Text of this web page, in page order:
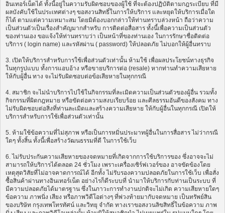
อินเทอร์เน็ตได้ ทั้งนี้อยู่ในความรับผิดชอบของผู้ใช้ ที่จะต้องปฏิบัติตามกฎระเบียบ ที่มี
ผลบังคับใช้ในประเทศต่างๆ ขอสงวนสิทธิ์ในการให้บริการ และหยุดให้บริการเมื่อใด
ก็ได้ ตามแต่ความเหมาะสม โดยมิต้องบอกกล่าวให้ท่านทราบล่วงหน้า ถือว่าความ
เป็นส่วนตัวเป็นเรื่องสำคัญมากสำหรับ การติดต่อสื่อสาร ทั้งนี้เพื่อความเป็นส่วนตัว
ของท่านเอง ขอแจ้งให้ท่านทราบว่า เป็นหน้าที่ของท่านเอง ในการรักษาชื่อติดต่อ
บริการ ( login name) และรหัสผ่าน ( password) ให้ปลอดภัย ไม่บอกให้ผู้อื่นทราบ
3. เปิดให้บริการสำหรับการใช้เพื่อส่วนตัวเท่านั้น ห้ามใช้ เพื่อผลประโยชน์ทางธุรกิจ
ในทุกรูปแบบ ทั้งการแอบอ้าง หรือขายบริการต่อ (resale) หากท่านทำความเสียหาย
ให้กับผู้อื่น ทาง จะไม่รับผิดชอบต่อข้อเสียหายในทุกกรณี
4. สมาชิก จะไม่นำบริการไปใช้ในกิจกรรมที่ละเมิดความเป็นส่วนตัวของผู้อื่น รวมทั้ง
กิจกรรมที่ผิดกฎหมาย หรือขัดต่อความสงบเรียบร้อย และศีลธรรมอันดีของสังคม ทาง
ไม่รับผิดชอบต่อสิ่งที่ท่านละเมิดและสร้างความเสียหาย ให้กับผู้อื่นในทุกกรณี เปิดให้
บริการสำหรับการใช้เพื่อส่วนตัวเท่านั้น
5. ห้ามใช้ข้อความที่ไม่สุภาพ หรือเป็นการหมิ่นประมาทผู้อื่นในการสื่อสาร ไม่ว่ากรณี
ใดๆ ทั้งสิ้น ทั้งนี้เพื่อสร้างวัฒนธรรมที่ดี ในการใช้เว็บ
6. ไม่รับประกันความเสียหายของจดหมายที่เกิดจากการใช้บริการของ ซึ่งอาจจะไม่
สามารถให้บริการได้ตลอด 24 ชั่วโมง เพราะเครื่องเซิร์ฟเวอร์ของ อาจขัดข้องโดย
เหตุสุดวิสัยที่ไม่อาจคาดการณ์ได้ อีกทั้ง ไม่รับรองความปลอดภัยในการใช้เว็บ เพื่อสั่ง
ซื้อสินค้าผ่านทางอินเทอร์เน็ต อย่างไรก็ดีระบบที่ นำมาให้บริการกับท่านเป็นระบบ ที่
มีความปลอดภัยได้มาตรฐาน ซึ่งในภาวะการทำงานปกติจะไม่เกิด ความเสียหายใดๆ
ข้อความ ภาพนิ่ง เสียง หรือภาพวิดีโอต่างๆ ที่พ่วงท้ายมากับจดหมาย เป็นทรัพย์สิน
ของบริษัท กรุงเทพโทรทัศน์ และวิทยุ จำกัด ทางเราขอสงวนลิขสิทธิ์ในข้อความ ภาพ